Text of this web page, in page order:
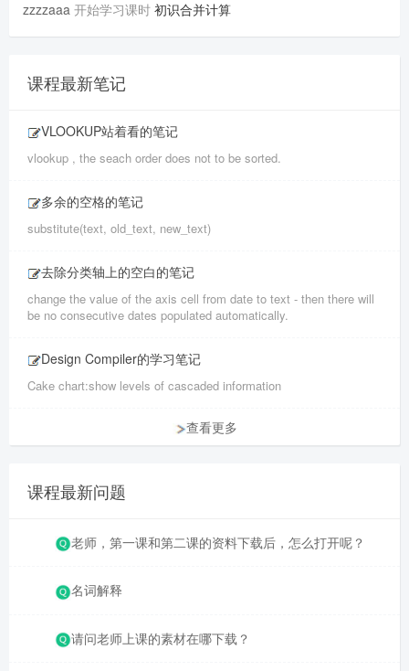
zzzzaaa 开始学习课时 初识合并计算
课程最新笔记
VLOOKUP站着看的笔记
vlookup , the seach order does not to be sorted.
多余的空格的笔记
substitute(text, old_text, new_text)
去除分类轴上的空白的笔记
change the value of the axis cell from date to text - then there will
be no consecutive dates populated automatically.
Design Compiler的学习笔记
Cake chart:show levels of cascaded information
查看更多
课程最新问题
老师，第一课和第二课的资料下载后，怎么打开呢？
名词解释
请问老师上课的素材在哪下载？